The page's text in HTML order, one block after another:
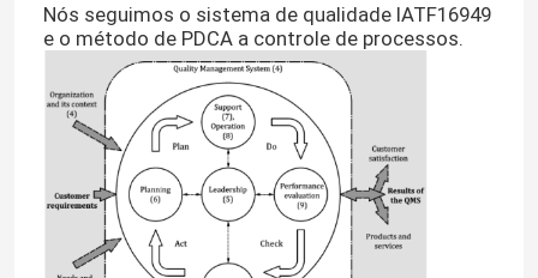
Nós seguimos o sistema de qualidade IATF16949
e o método de PDCA a controle de processos.